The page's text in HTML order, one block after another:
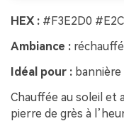
HEX : #F3E2D0
Ambiance :
Idéal pour :
Chauffée au soleil et
pierre de grès à